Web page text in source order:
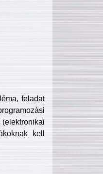
feladat
kell